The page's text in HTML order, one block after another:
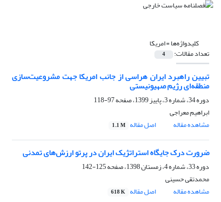
کلیدواژه‌ها =امریکا
تعداد مقالات: 4
تبیین راهبرد ایران هراسی از جانب امریکا جهت مشروعیت‌سازی
منطقه‌ای رژیم صهیونیستی
دوره 34، شماره 3، پاییز 1399، صفحه
97-118
ابراهیم معراجی
مشاهده مقاله
اصل مقاله 1.1 M
ضرورت درک جایگاه استراتژیک ایران در پرتو ارزش‌های تمدنی
دوره 33، شماره 4، زمستان 1398، صفحه
125-142
محمدتقی حسینی
مشاهده مقاله
اصل مقاله 618 K